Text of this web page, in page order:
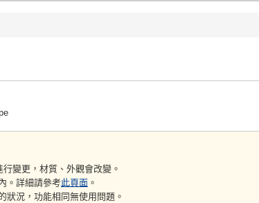
行變更，材質、外觀會改變。
。詳細請參考此頁面 。
狀況，功能相同無使用問題。